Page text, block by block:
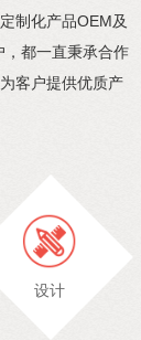
制化产品OEM及
都一直秉承合作
客户提供优质产
设计